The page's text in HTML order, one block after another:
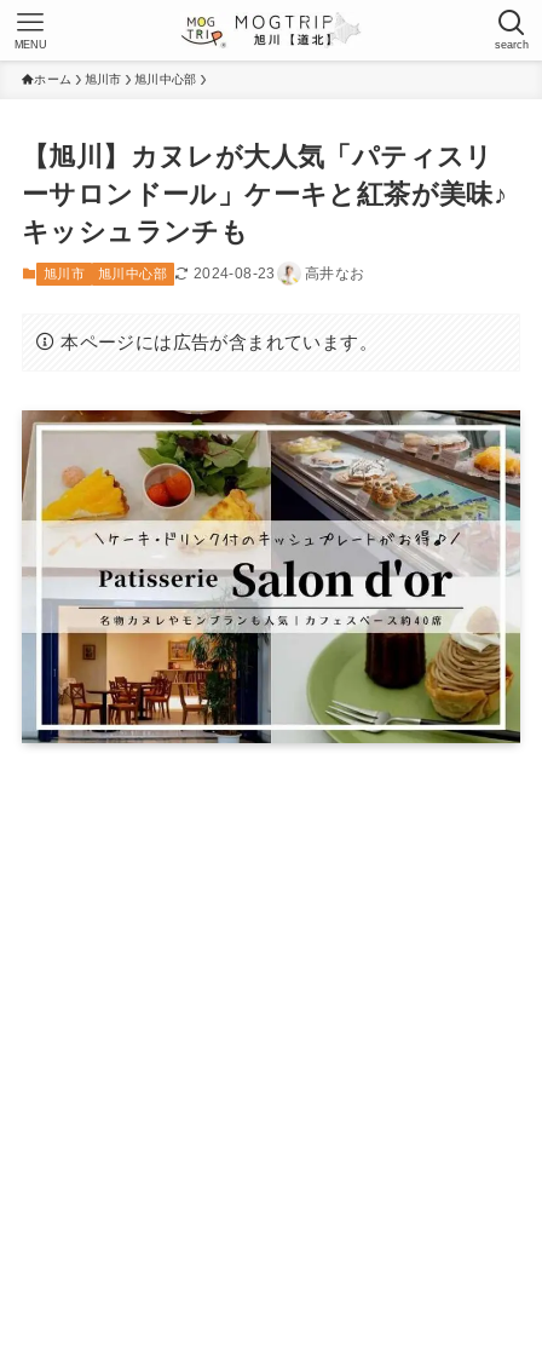
search
MENU
ホーム 旭川市 旭川中心部
【旭川】カヌレが大人気「パティスリ
ーサロンドール」ケーキと紅茶が美味♪
キッシュランチも
旭川市 旭川中心部 2024-08-23 高井なお
本ページには広告が含まれています。